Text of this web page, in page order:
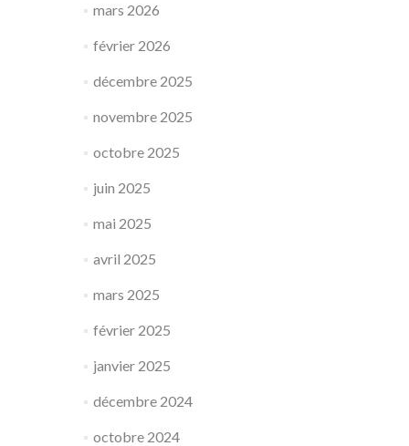
mars 2026
février 2026
décembre 2025
novembre 2025
octobre 2025
juin 2025
mai 2025
avril 2025
mars 2025
février 2025
janvier 2025
décembre 2024
octobre 2024